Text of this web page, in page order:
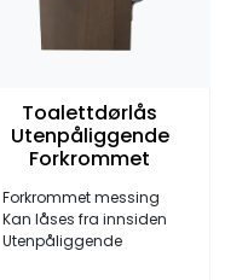
Toalettdørlås
Utenpåliggende
Forkrommet
Forkrommet messing
Kan låses fra innsiden
Utenpåliggende